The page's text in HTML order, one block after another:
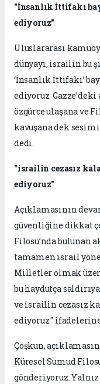
"İnsanlık İttifakı
ediyoruz"
Uluslararası
dünyayı, israilin bu
‘İnsanlık İttifakı’
ediyoruz.
özgürce ulaşana ve
kavuşana dek
dedi.
"israilin cezasız
ediyoruz"
Açıklamasının
güvenliğine dikkat
Filosu’nda
tamamen israil
Milletler olmak
bu haydutça
ve israilin cezasız
ediyoruz."
Çoşkun,
Küresel Sumud
gönderiyoruz.